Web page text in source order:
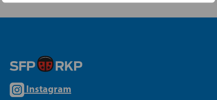
Instagram